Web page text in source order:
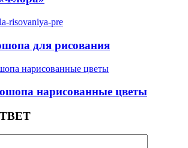
для рисования
нарисованные цветы